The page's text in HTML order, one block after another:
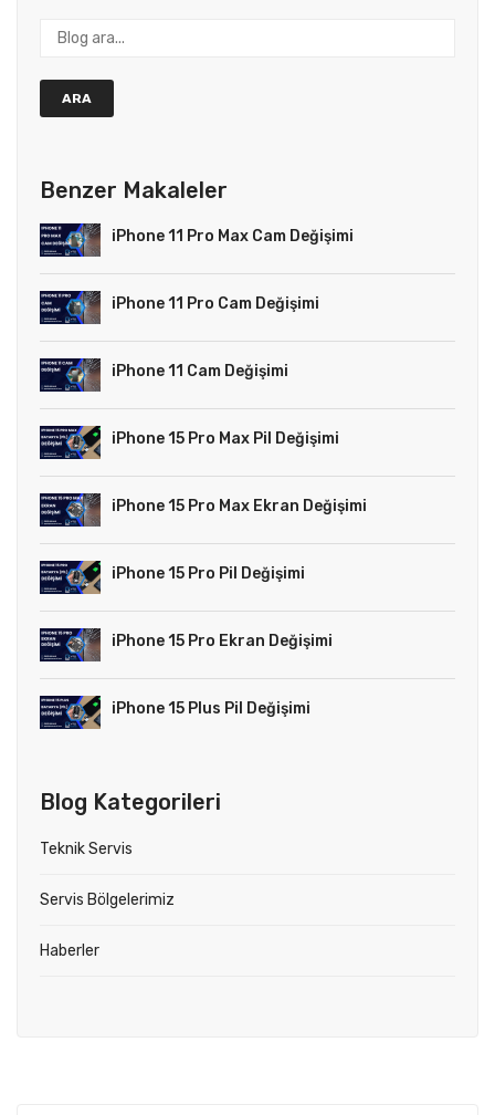
ARA
Benzer Makaleler
iPhone 11 Pro Max Cam Değişimi
iPhone 11 Pro Cam Değişimi
iPhone 11 Cam Değişimi
iPhone 15 Pro Max Pil Değişimi
iPhone 15 Pro Max Ekran Değişimi
iPhone 15 Pro Pil Değişimi
iPhone 15 Pro Ekran Değişimi
iPhone 15 Plus Pil Değişimi
Blog Kategorileri
Teknik Servis
Servis Bölgelerimiz
Haberler